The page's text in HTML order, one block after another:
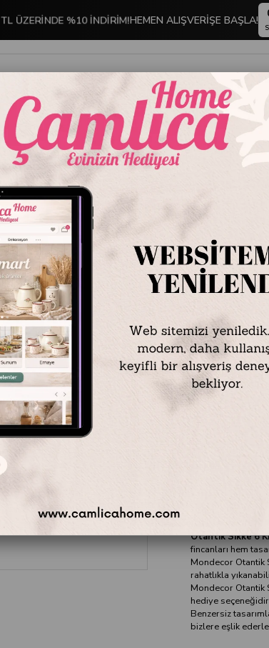
ÜZERİNDE %10 İNDİRİM!HEMEN ALIŞVERİŞE BAŞLA!
ÜRÜNLER DEKORASYON TABLO KOLEKSİYONU
Fincan Takımı Beyaz
Takımı
Stok Kodu
Marka Mondecor
Otantik Sikke 6
Materyal: Porselen
Hacim: 80 ml
Renk: Beyaz
Otantik Sikke 6
fincanları hem
Mondecor Otantik
rahatlıkla
Mondecor Otantik
hediye
Benzersiz
bizlere eşlik